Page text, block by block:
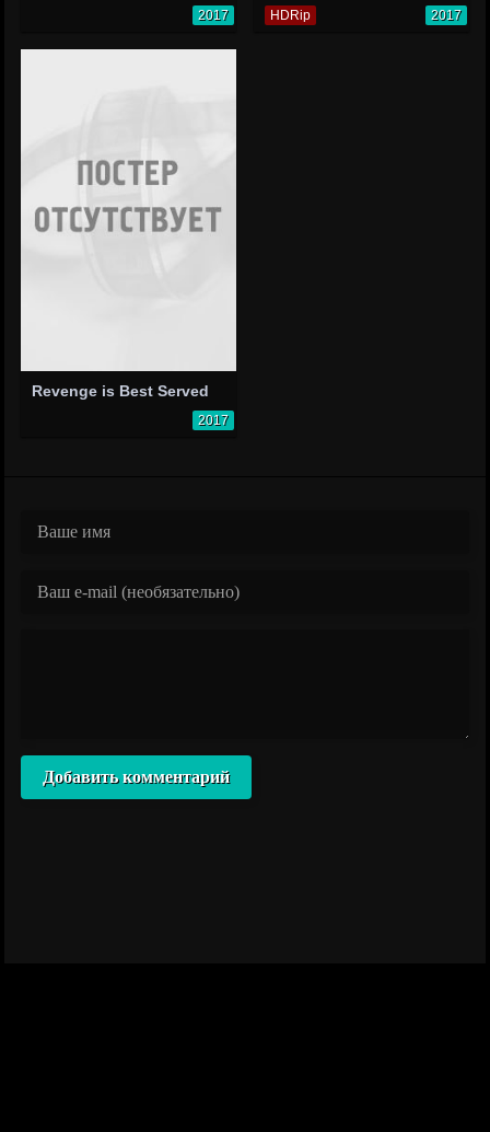
2017 HDRip 2017
Revenge is Best Served
2017
Добавить комментарий